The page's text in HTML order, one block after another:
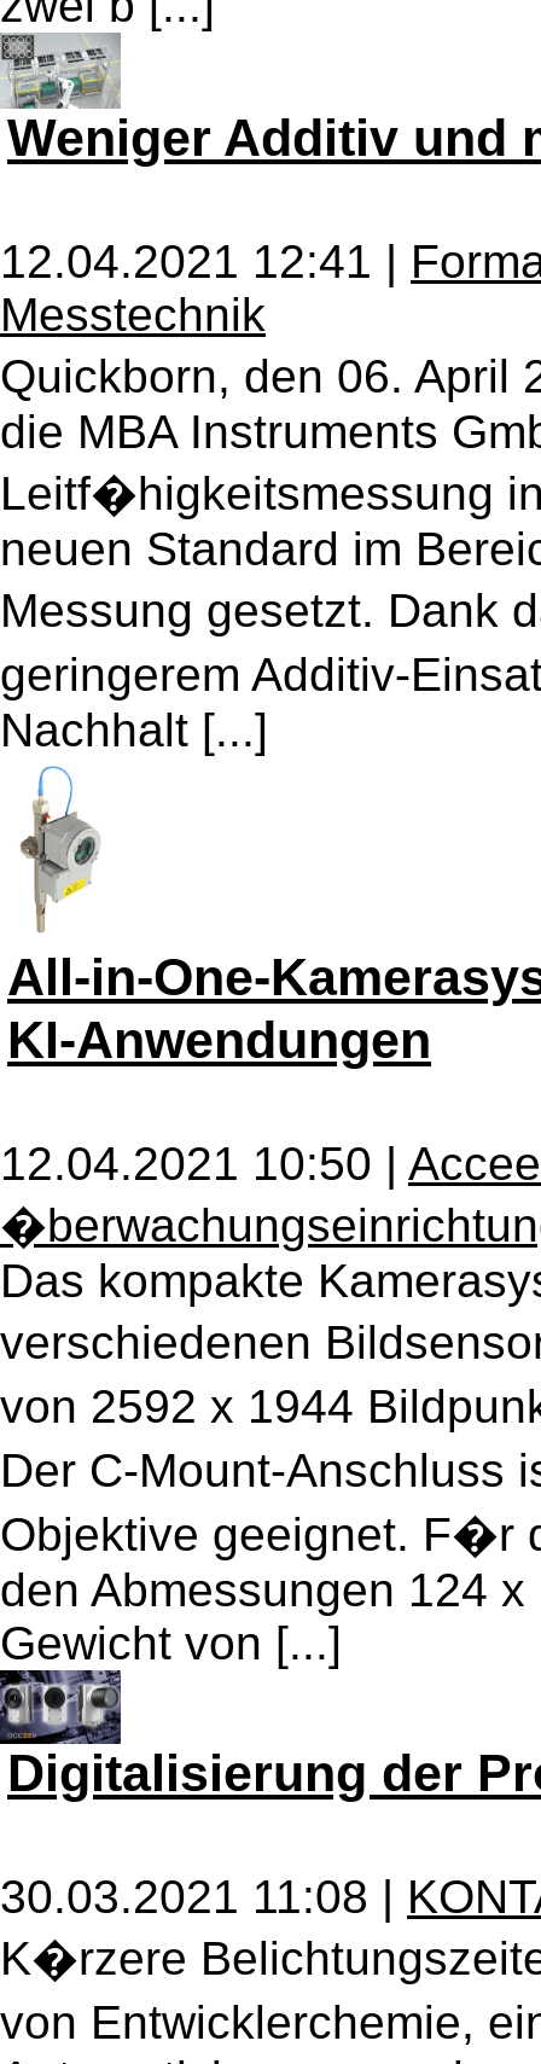
Weniger Additiv und
12.04.2021 12:41 |
Messtechnik
Quickborn, den 06.
die MBA Instruments
Leitf�higkeitsmessung
neuen Standard im
Messung gesetzt. Dank
geringerem Additiv-
Nachhalt [...]
All-in-One-
KI-Anwendungen
12.04.2021 10:50 |
Das kompakte
verschiedenen
von 2592 x 1944
Der C-Mount-
Objektive geeignet. F�r
den Abmessungen 124
Gewicht von [...]
Digitalisierung der
30.03.2021 11:08 |
K�rzere
von Entwicklerchemie,